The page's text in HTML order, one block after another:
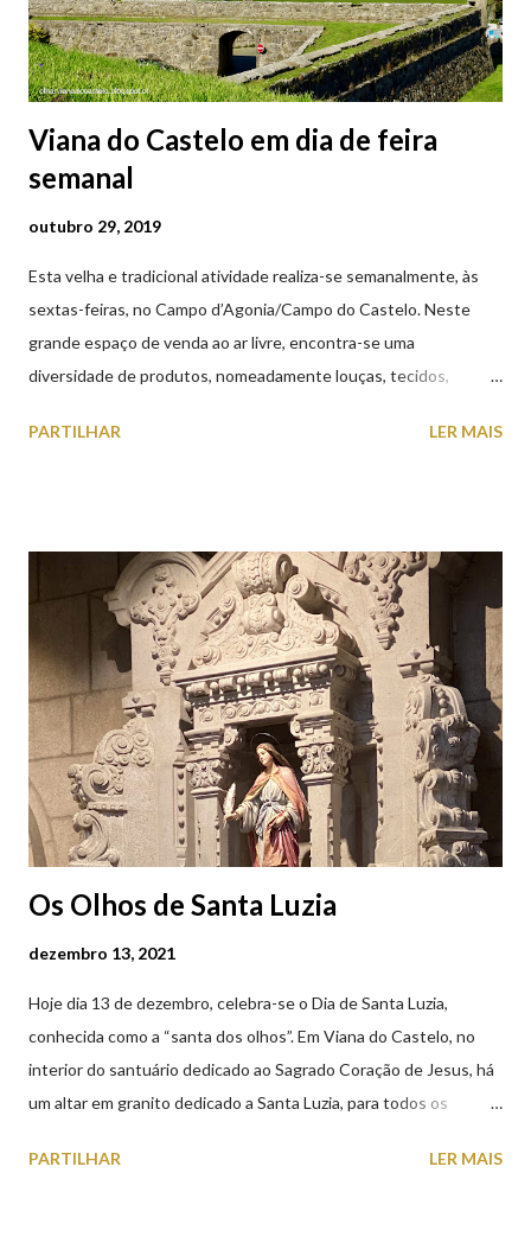
Viana do Castelo em dia de feira
semanal
outubro 29, 2019
Esta velha e tradicional atividade realiza-se semanalmente, às
sextas-feiras, no Campo d’Agonia/Campo do Castelo. Neste
grande espaço de venda ao ar livre, encontra-se uma
diversidade de produtos, nomeadamente louças, tecidos,
cobres entre muitos outros. Horário de funcionamento | Verão
(2019.10.25) Feira Semanal em Viana do Castelo (2019.10.25)
Feira Semanal em Viana do Castelo (2019.10.25) Feira Semanal
em Viana do Castelo (2019.10.25) Feira Semanal em Viana do
Castelo (2019.10.25) Feira Semanal em Viana do Castelo
(2019.10.25)
PARTILHAR LER MAIS
Os Olhos de Santa Luzia
dezembro 13, 2021
Hoje dia 13 de dezembro, celebra-se o Dia de Santa Luzia,
conhecida como a “santa dos olhos”. Em Viana do Castelo, no
interior do santuário dedicado ao Sagrado Coração de Jesus, há
um altar em granito dedicado a Santa Luzia, para todos os
uma capela dedicada a Santa Luzia construída no cimo do monte
PARTILHAR LER MAIS